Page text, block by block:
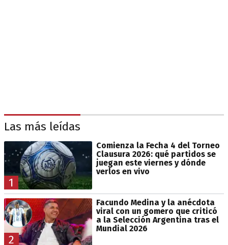
Las más leídas
1
Comienza la Fecha 4 del Torneo
Clausura 2026: qué partidos se
juegan este viernes y dónde
verlos en vivo
2
Facundo Medina y la anécdota
viral con un gomero que criticó
a la Selección Argentina tras el
Mundial 2026